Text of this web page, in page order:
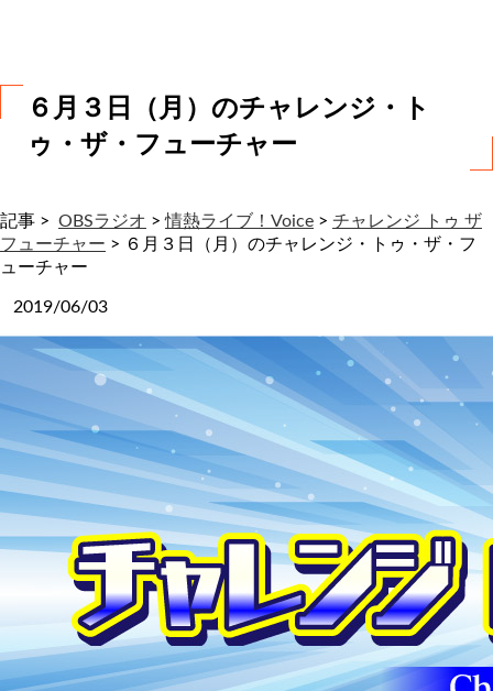
６月３日（月）のチャレンジ・ト
ゥ・ザ・フューチャー
記事 > OBSラジオ >情熱ライブ！Voice > チャレンジ トゥ ザ
フューチャー > ６月３日（月）のチャレンジ・トゥ・ザ・フ
ューチャー
2019/06/03